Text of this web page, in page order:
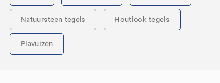
Natuursteen tegels Houtlook tegels
Plavuizen